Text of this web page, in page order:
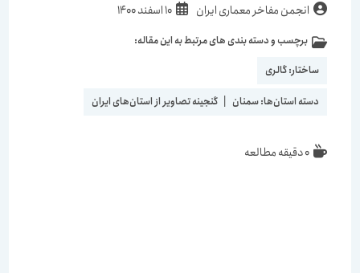
انجمن مفاخر معماری ایران 10 اسفند 1400
برچسب و دسته بندی های مرتبط به این مقاله:
ساختار:گالری
دسته استان‌ها:سمنان | گنجینه تصاویر از استان‌های ایران
0 دقیقه مطالعه